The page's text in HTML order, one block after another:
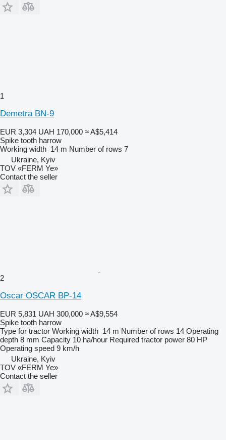
1
Demetra BN-9
EUR 3,304 UAH 170,000 ≈ A$5,414
Spike tooth harrow
Working width 14 m Number of rows 7
Ukraine, Kyiv
TOV «FERM Ye»
Contact the seller
2
Oscar OSCAR BP-14
EUR 5,831 UAH 300,000 ≈ A$9,554
Spike tooth harrow
Type for tractor Working width 14 m Number of rows 14 Operating
depth 8 mm Capacity 10 ha/hour Required tractor power 80 HP
Operating speed 9 km/h
Ukraine, Kyiv
TOV «FERM Ye»
Contact the seller